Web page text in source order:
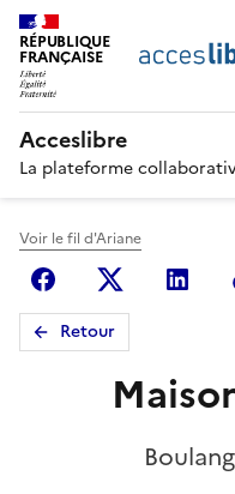
RÉPUBLIQUE
FRANÇAISE
Acceslibre
La plateforme
Voir le fil d'Ariane
FacebookX
Retour